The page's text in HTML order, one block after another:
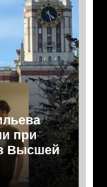
при
Высшей